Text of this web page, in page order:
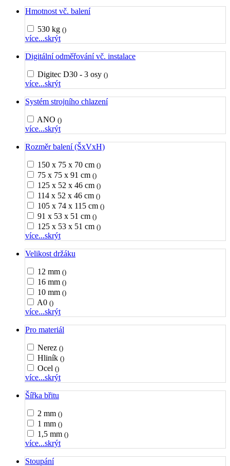
Hmotnost vč. balení
530 kg ()
více...skrýt
Digitální odměřování vč. instalace
Digitec D30 - 3 osy ()
více...skrýt
Systém strojního chlazení
ANO ()
více...skrýt
Rozměr balení (ŠxVxH)
150 x 75 x 70 cm ()
75 x 75 x 91 cm ()
125 x 52 x 46 cm ()
114 x 52 x 46 cm ()
105 x 74 x 115 cm ()
91 x 53 x 51 cm ()
125 x 53 x 51 cm ()
více...skrýt
Velikost držáku
12 mm ()
16 mm ()
10 mm ()
A0 ()
více...skrýt
Pro materiál
Nerez ()
Hliník ()
Ocel ()
více...skrýt
Šířka břitu
2 mm ()
1 mm ()
1,5 mm ()
více...skrýt
Stoupání